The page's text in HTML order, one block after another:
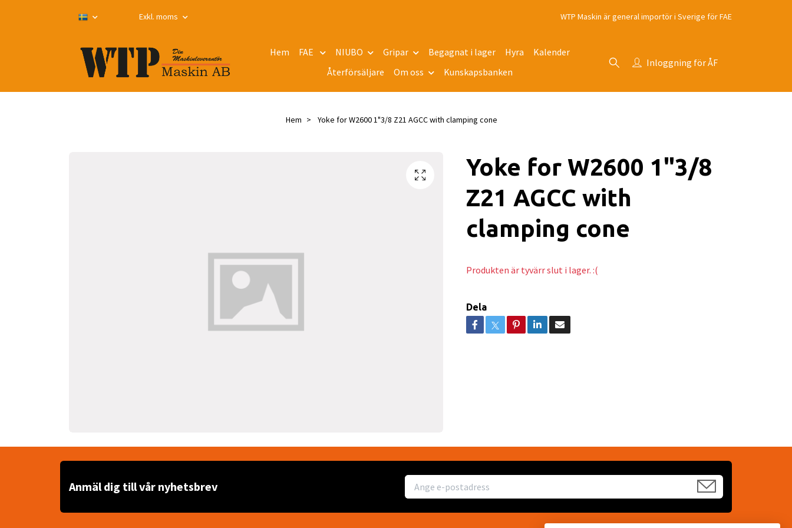
Exkl. moms WTP Maskin är general importör i Sverige för FAE
Hem FAE NIUBO Gripar Begagnat i lager Hyra
Kalender
Återförsäljare
Om oss Kunskapsbanken
Inloggning för ÅF
Hem Yoke for W2600 1"3/8 Z21 AGCC with clamping cone
Yoke for W2600 1"3/8
Z21 AGCC with
clamping cone
Produkten är tyvärr slut i lager. :(
Dela
Anmäl dig till vår nyhetsbrev